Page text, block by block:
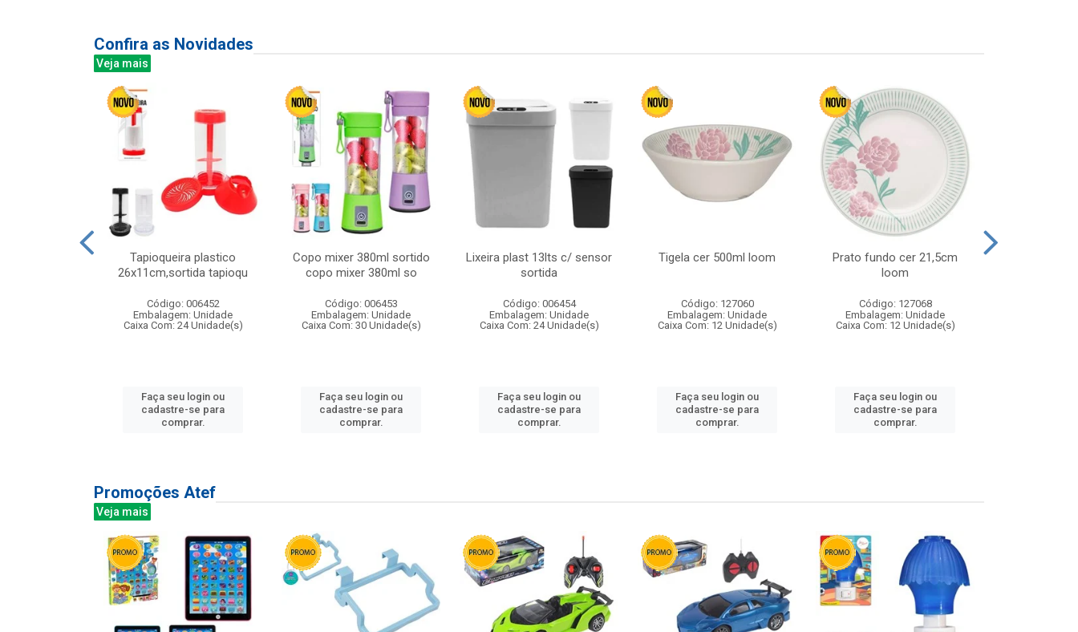
Confira as Novidades
Veja mais
Tapioqueira plastico
26x11cm,sortida tapioqu
Código: 006452
Embalagem: Unidade
Caixa Com: 24 Unidade(s)
Faça seu login ou
cadastre-se para
comprar.
Copo mixer 380ml sortido
copo mixer 380ml so
Código: 006453
Embalagem: Unidade
Caixa Com: 30 Unidade(s)
Faça seu login ou
cadastre-se para
comprar.
Lixeira plast 13lts c/ sensor
sortida
Código: 006454
Embalagem: Unidade
Caixa Com: 24 Unidade(s)
Faça seu login ou
cadastre-se para
comprar.
Tigela cer 500ml loom
Código: 127060
Embalagem: Unidade
Caixa Com: 12 Unidade(s)
Faça seu login ou
cadastre-se para
comprar.
Prato fundo cer 21,5cm
loom
Código: 127068
Embalagem: Unidade
Caixa Com: 12 Unidade(s)
Faça seu login ou
cadastre-se para
comprar.
Promoções Atef
Veja mais